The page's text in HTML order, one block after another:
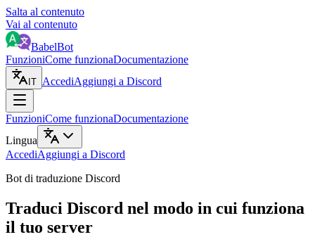
Salta al contenuto
Vai al contenuto
BabelBot
FunzioniCome funzionaDocumentazione
IT AccediAggiungi a Discord
FunzioniCome funzionaDocumentazione
Lingua
AccediAggiungi a Discord
Bot di traduzione Discord
Traduci Discord nel modo in cui funziona
il tuo server